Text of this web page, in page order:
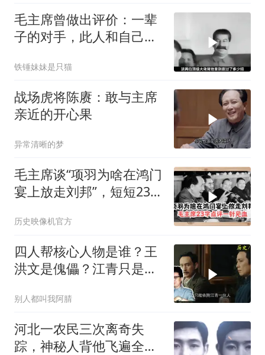
毛主席曾做出评价：一辈
子的对手，此人和自己较
铁锤妹妹是只猫
战场虎将陈赓：敢与主席
亲近的开心果
异常清晰的梦
毛主席谈“项羽为啥在鸿门
宴上放走刘邦”，短短23
历史映像机官方
四人帮核心人物是谁？王
洪文是傀儡？江青只是个
别人都叫我阿腈
河北一农民三次离奇失
踪，神秘人背他飞遍全中